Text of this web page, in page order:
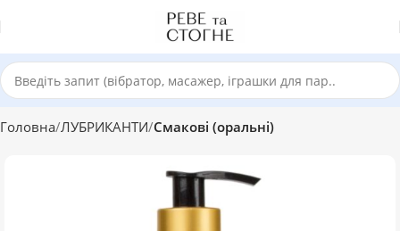
Головна ЛУБРИКАНТИ Смакові (оральні)